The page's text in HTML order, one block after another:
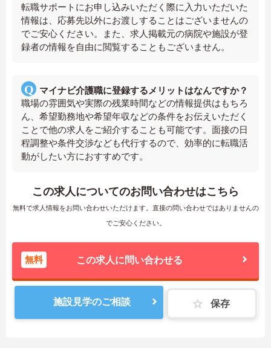
転職サポートにお申し込みいただく際に入力いただいた
情報は、応募先以外にお渡しすることはございませんの
でご安心ください。また、求人掲載元の病院や施設が登
録者の情報を自由に閲覧することもございません。
マイナビ介護職に登録するメリットはなんですか？
職場の雰囲気や実際の残業時間などの情報提供はもちろ
ん、希望勤務地や希望年収などの条件をお伝えいただく
ことで他の求人をご紹介することも可能です。面接の日
程調整や条件交渉なども代行するので、効率的に転職活
動がしたい方におすすめです。
この求人についてのお問い合わせはこちら
無料で求人情報をお問い合わせいただけます。直接の問い合わせではありませんの
でご安心ください。
無料 この求人に問い合わせる
施設見学のご相談 保存